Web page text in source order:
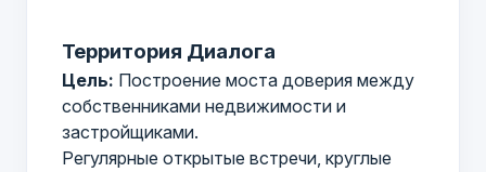
Территория Диалога
Цель: Построение моста доверия между
собственниками недвижимости и
застройщиками.
Регулярные открытые встречи, круглые